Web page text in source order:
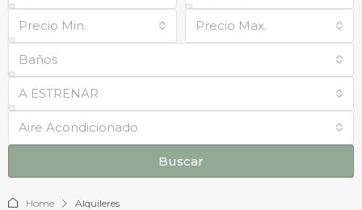
Precio Min. Precio Max.
Baños
A ESTRENAR
Aire Acondicionado
Buscar
Home Alquileres